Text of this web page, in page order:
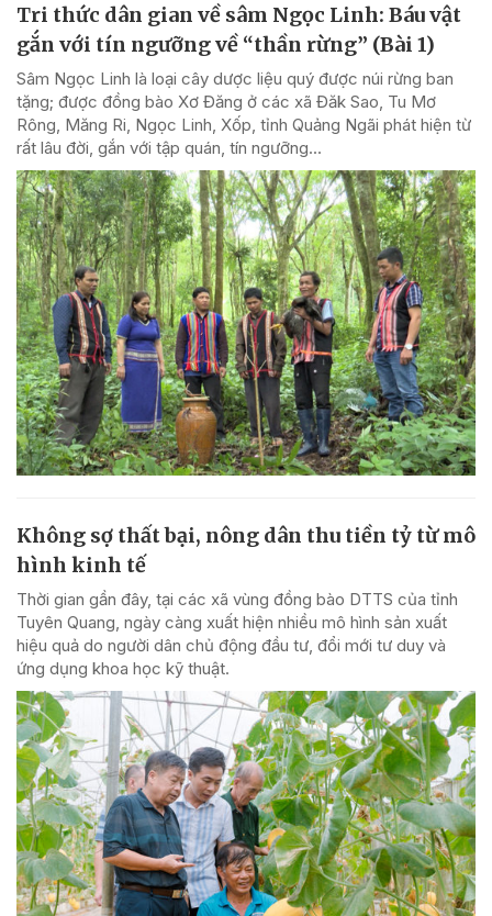
Tri thức dân gian về sâm Ngọc Linh: Báu vật
gắn với tín ngưỡng về “thần rừng” (Bài 1)
Sâm Ngọc Linh là loại cây dược liệu quý được núi rừng ban
tặng; được đồng bào Xơ Đăng ở các xã Đăk Sao, Tu Mơ
Rông, Măng Ri, Ngọc Linh, Xốp, tỉnh Quảng Ngãi phát hiện từ
rất lâu đời, gắn với tập quán, tín ngưỡng...
Không sợ thất bại, nông dân thu tiền tỷ từ mô
hình kinh tế
Thời gian gần đây, tại các xã vùng đồng bào DTTS của tỉnh
Tuyên Quang, ngày càng xuất hiện nhiều mô hình sản xuất
hiệu quả do người dân chủ động đầu tư, đổi mới tư duy và
ứng dụng khoa học kỹ thuật.